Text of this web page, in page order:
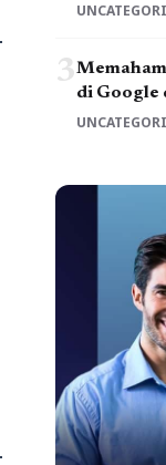
3
di Google